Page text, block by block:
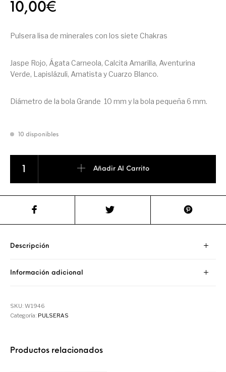
10,00€
Pulsera lisa de minerales con los siete Chakras
Jaspe Rojo, Ágata Carneola, Calcita Amarilla, Aventurina
Verde, Lapislázuli, Amatista y Cuarzo Blanco.
Diámetro de la bola Grande 10 mm y la bola pequeña 6 mm.
10 disponibles
Añadir Al Carrito
Descripción
Información adicional
SKU:W1946
Categoría: PULSERAS
Productos relacionados